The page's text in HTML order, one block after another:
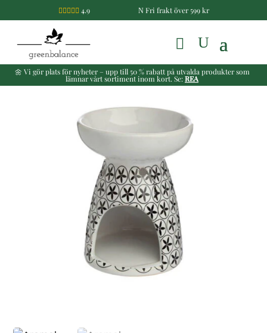
 4.9 NFri frakt över 599 kr
🌼 Vi gör plats för nyheter – upp till 50 % rabatt på utvalda produkter som
lämnar vårt sortiment inom kort. Se:REA